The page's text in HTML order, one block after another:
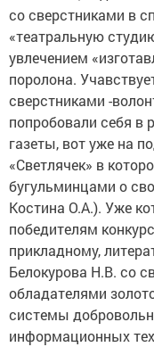
со сверстниками в
«театральную
увлечением
поролона.
сверстниками -
попробовали себя в
газеты, вот уже на
«Светлячек» в
бугульминцами о
Костина О.А.). Уже
победителям
прикладному,
Белокурова Н.В. со
обладателями
системы
информационных